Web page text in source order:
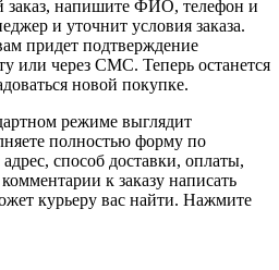
заказ, напишите ФИО, телефон и
и уточнит условия заказа.
придет подтверждение
или через СМС. Теперь останется
новой покупке.
режиме выглядит
полностью форму по
способ доставки, оплаты,
к заказу написать
курьеру вас найти. Нажмите